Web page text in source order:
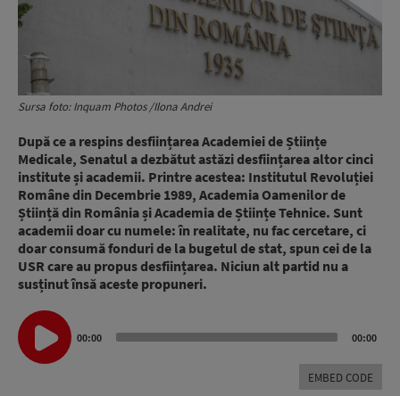
Sursa foto: Inquam Photos /Ilona Andrei
După ce a respins desființarea Academiei de Științe
Medicale, Senatul a dezbătut astăzi desființarea altor cinci
institute și academii. Printre acestea: Institutul Revoluției
Române din Decembrie 1989, Academia Oamenilor de
Știință din România și Academia de Științe Tehnice. Sunt
academii doar cu numele: în realitate, nu fac cercetare, ci
doar consumă fonduri de la bugetul de stat, spun cei de la
USR care au propus desființarea. Niciun alt partid nu a
susținut însă aceste propuneri.
Audio
Player
00:00 00:00
EMBED CODE